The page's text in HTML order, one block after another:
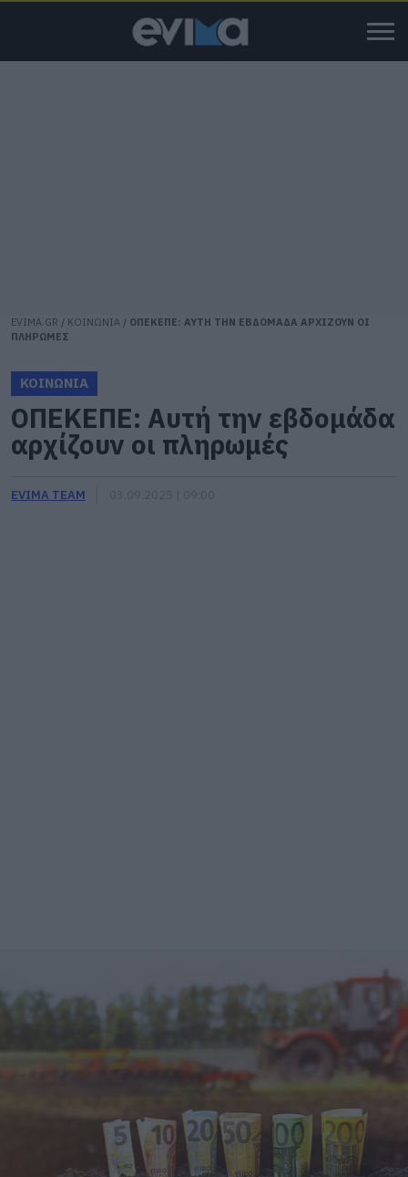
EVIMA.GR / ΚΟΙΝΩΝΙΑ / ΟΠΕΚΕΠΕ: ΑΥΤΗ ΤΗΝ ΕΒΔΟΜΑΔΑ ΑΡΧΙΖΟΥΝ ΟΙ
ΠΛΗΡΩΜΕΣ
ΚΟΙΝΩΝΙΑ
ΟΠΕΚΕΠΕ: Αυτή την εβδομάδα
αρχίζουν οι πληρωμές
EVIMA TEAM